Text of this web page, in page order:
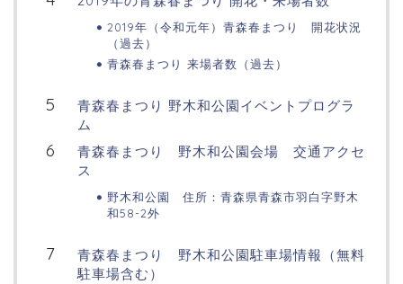
2019年（令和元年）青森春まつり 開花状況
（過去）
青森春まつり 来場者数（過去）
青森春まつり 野木和公園イベントプログラ
ム
青森春まつり 野木和公園会場 交通アクセ
ス
野木和公園 住所：青森県青森市羽白字野木
和58-2外
青森春まつり 野木和公園駐車場情報（無料
駐車場含む）